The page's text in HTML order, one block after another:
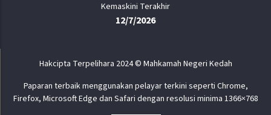
Kemaskini Terakhir
12/7/2026
Hakcipta Terpelihara 2024 © Mahkamah Negeri Kedah
Paparan terbaik menggunakan pelayar terkini seperti Chrome,
Firefox, Microsoft Edge dan Safari dengan resolusi minima 1366×768